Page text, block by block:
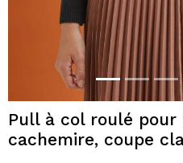
Pull à col roulé pour
cachemire, coupe